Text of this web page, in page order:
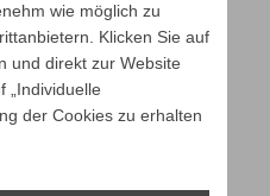
MwSt.
wie möglich zu
Klicken Sie auf
und direkt zur Website
„Individuelle
der Cookies zu erhalten